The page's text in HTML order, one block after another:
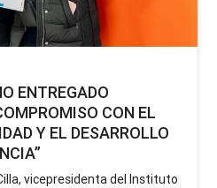
ENTREGADO
CON EL
Y EL DESARROLLO
vicepresidenta del Instituto